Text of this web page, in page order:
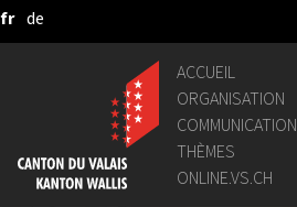
Saut au contenu principal
Passer à la recherche
fr de
ACCUEIL
ORGANISATION
COMMUNICATION
THÈMES
ONLINE.VS.CH